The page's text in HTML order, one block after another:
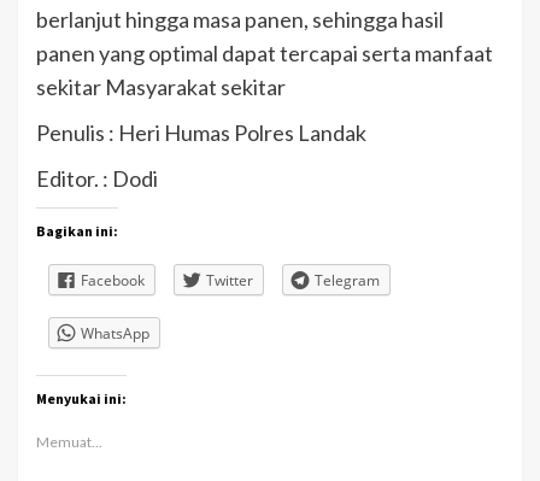
berlanjut hingga masa panen, sehingga hasil
panen yang optimal dapat tercapai serta manfaat
sekitar Masyarakat sekitar
Penulis : Heri Humas Polres Landak
Editor. : Dodi
Bagikan ini:
Facebook Twitter Telegram
WhatsApp
Menyukai ini:
Memuat...